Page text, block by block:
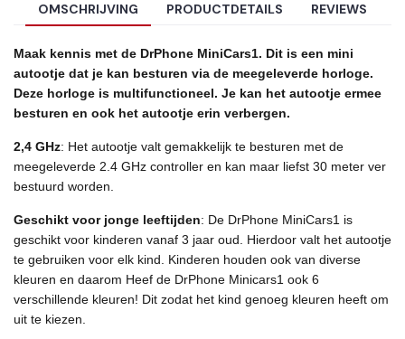
OMSCHRIJVING PRODUCTDETAILS REVIEWS
Maak kennis met de DrPhone MiniCars1. Dit is een mini
autootje dat je kan besturen via de meegeleverde horloge.
Deze horloge is multifunctioneel. Je kan het autootje ermee
besturen en ook het autootje erin verbergen.
2,4 GHz: Het autootje valt gemakkelijk te besturen met de
meegeleverde 2.4 GHz controller en kan maar liefst 30 meter ver
bestuurd worden.
Geschikt voor jonge leeftijden: De DrPhone MiniCars1 is
geschikt voor kinderen vanaf 3 jaar oud. Hierdoor valt het autootje
te gebruiken voor elk kind. Kinderen houden ook van diverse
kleuren en daarom Heef de DrPhone Minicars1 ook 6
verschillende kleuren! Dit zodat het kind genoeg kleuren heeft om
uit te kiezen.